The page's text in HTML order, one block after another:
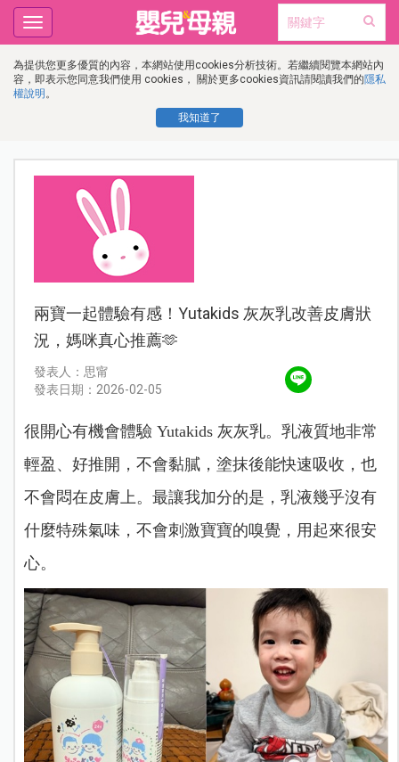
為提供您更多優質的內容，本網站使用cookies分析技術。若繼續閱覽本網站內
容，即表示您同意我們使用 cookies， 關於更多cookies資訊請閱讀我們的隱私
權說明 。
我知道了
Toggle
navigation
兩寶一起體驗有感！Yutakids 灰灰乳改善皮膚狀
況，媽咪真心推薦🫶
發表人：思甯
發表日期：2026-02-05
很開心有機會體驗 Yutakids 灰灰乳。乳液質地非常
輕盈、好推開，不會黏膩，塗抹後能快速吸收，也
不會悶在皮膚上。最讓我加分的是，乳液幾乎沒有
什麼特殊氣味，不會刺激寶寶的嗅覺，用起來很安
心。